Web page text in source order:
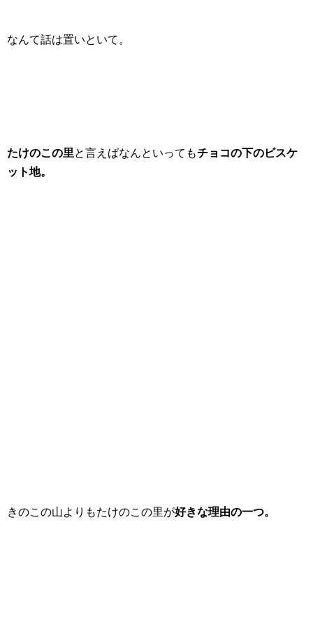
なんて話は置いといて。
たけのこの里と言えばなんといってもチョコの下のビスケ
ット地。
きのこの山よりもたけのこの里が好きな理由の一つ。